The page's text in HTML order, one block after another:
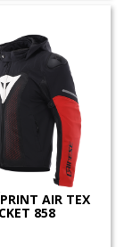
AIR TEX
858